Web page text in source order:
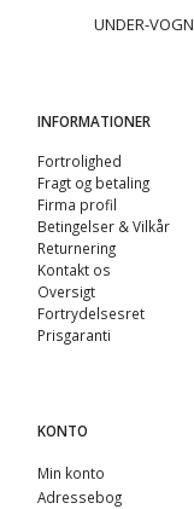
UNDER-VOGN
INFORMATIONER
Fortrolighed
Fragt og betaling
Firma profil
Betingelser & Vilkår
Returnering
Kontakt os
Oversigt
Fortrydelsesret
Prisgaranti
KONTO
Min konto
Adressebog